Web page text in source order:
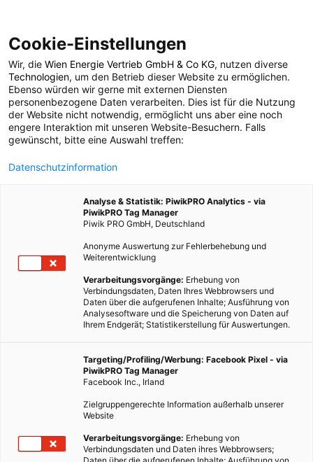
POSTS BY TAG
sichtbarkeit
2 BEITRÄGE
7 Tipps zum Radfahren im Winter
Cookie-Einstellungen
Wir, die Wien Energie Vertrieb GmbH & Co KG, nutzen diverse
Technologien, um den Betrieb dieser Website zu ermöglichen.
Ebenso würden wir gerne mit externen Diensten
personenbezogene Daten verarbeiten. Dies ist für die Nutzung
der Website nicht notwendig, ermöglicht uns aber eine noch
engere Interaktion mit unseren Website-Besuchern. Falls
gewünscht, bitte eine Auswahl treffen:
Datenschutzinformation
Analyse & Statistik: PiwikPRO Analytics - via
PiwikPRO Tag Manager
Piwik PRO GmbH, Deutschland
Anonyme Auswertung zur Fehlerbehebung und
Weiterentwicklung
Verarbeitungsvorgänge: Erhebung von
Verbindungsdaten, Daten Ihres Webbrowsers und
Daten über die aufgerufenen Inhalte; Ausführung von
Analysesoftware und die Speicherung von Daten auf
Ihrem Endgerät; Statistikerstellung für Auswertungen.
Targeting/Profiling/Werbung: Facebook Pixel - via
PiwikPRO Tag Manager
Facebook Inc., Irland
Zielgruppengerechte Information außerhalb unserer
Website
Verarbeitungsvorgänge: Erhebung von
Verbindungsdaten und Daten ihres Webbrowsers;